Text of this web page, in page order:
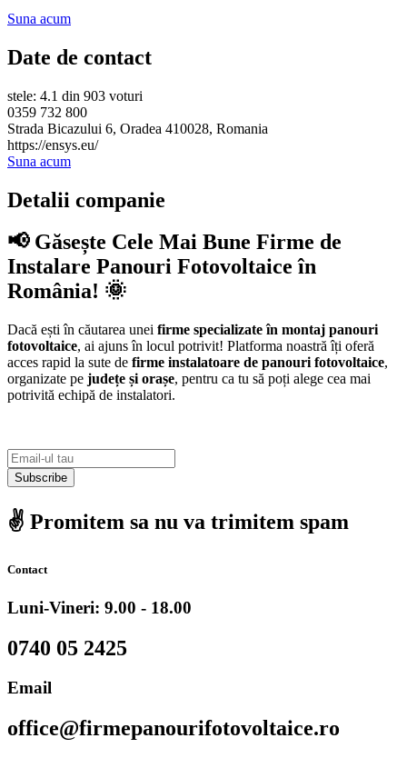
Suna acum
Date de contact
stele: 4.1 din 903 voturi
0359 732 800
Strada Bicazului 6, Oradea 410028, Romania
https://ensys.eu/
Suna acum
Detalii companie
📢 Găsește Cele Mai Bune Firme de
Instalare Panouri Fotovoltaice în
România! 🌞
Dacă ești în căutarea unei firme specializate în montaj panouri
fotovoltaice, ai ajuns în locul potrivit! Platforma noastră îți oferă
acces rapid la sute de firme instalatoare de panouri fotovoltaice,
organizate pe județe și orașe, pentru ca tu să poți alege cea mai
potrivită echipă de instalatori.
Subscribe
✌️ Promitem sa nu va trimitem spam
Contact
Luni-Vineri: 9.00 - 18.00
0740 05 2425
Email
office@firmepanourifotovoltaice.ro